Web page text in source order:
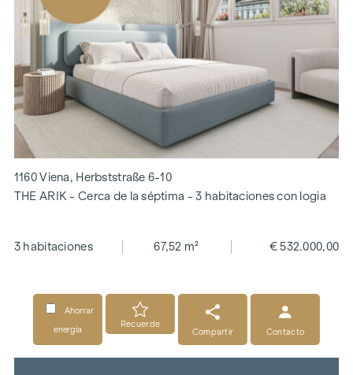
1160 Viena, Herbststraße 6-10
THE ARIK - Cerca de la séptima - 3 habitaciones con logia
3 habitaciones 67,52 m² € 532.000,00
Ahorrar
energía
Recuerde
Compartir
Contacto